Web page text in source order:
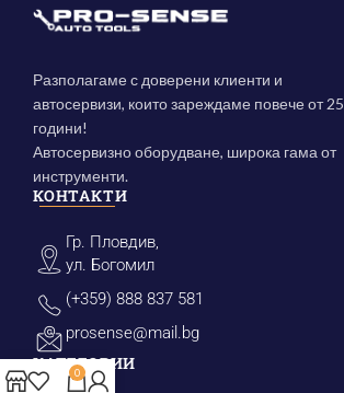
Разполагаме с доверени клиенти и
автосервизи, които зареждаме повече от 25
години!
Автосервизно оборудване, широка гама от
инструменти.
КОНТАКТИ
Гр. Пловдив,
ул. Богомил
(+359) 888 837 581
prosense@mail.bg
КАТЕГОРИИ
0